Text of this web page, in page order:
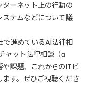
ーネット上の行動の
テムなどについて議
で進めているAI法律相
ャット法律相談（α
課題、これからのITビ
す。ぜひご視聴くださ